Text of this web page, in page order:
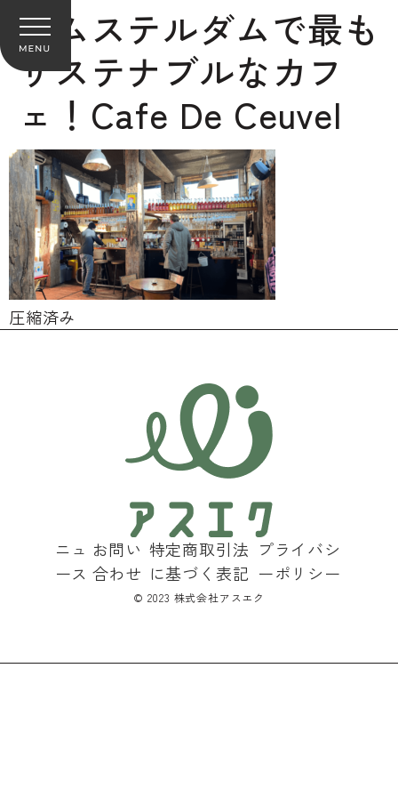
アムステルダムで最も
サステナブルなカフ
ェ！Cafe De Ceuvel
圧縮済み
ニュ
ース
お問い
合わせ
特定商取引法
に基づく表記
プライバシ
ーポリシー
©︎ 2023 株式会社アスエク